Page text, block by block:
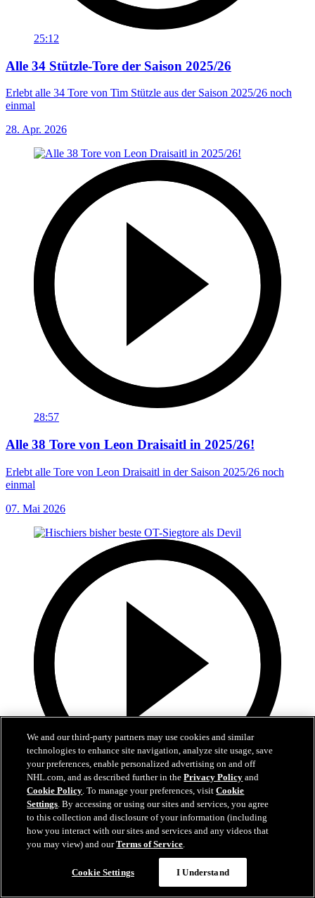
25:12
Alle 34 Stützle-Tore der Saison 2025/26
Erlebt alle 34 Tore von Tim Stützle aus der Saison 2025/26 noch
einmal
28. Apr. 2026
28:57
Alle 38 Tore von Leon Draisaitl in 2025/26!
Erlebt alle Tore von Leon Draisaitl in der Saison 2025/26 noch
einmal
07. Mai 2026
5:34
Hischiers bisher beste OT-Siegtore als Devil
Hischiers entscheidende Momente bleiben in New Jersey
We and our third-party partners may use cookies and similar
technologies to enhance site navigation, analyze site usage, save
your preferences, enable personalized advertising on and off
NHL.com, and as described further in thePrivacy Policy and
Cookie Policy. To manage your preferences, visitCookie
Settings. By accessing or using our sites and services, you agree
to this collection and disclosure of your information (including
how you interact with our sites and services and any videos that
you may view) and ourTerms of Service.
Cookie Settings I Understand